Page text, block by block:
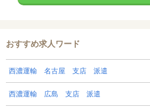
おすすめ求人ワード
西濃運輸 名古屋 支店 派遣
西濃運輸 広島 支店 派遣